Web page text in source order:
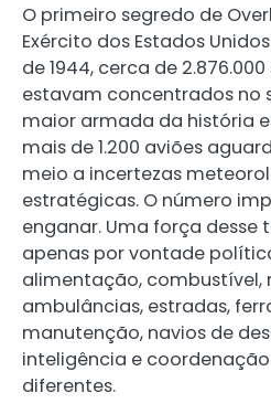
O primeiro segredo de
Exército dos Estados
de 1944, cerca de
estavam concentrados no
maior armada da história
mais de 1.200 aviões
meio a incertezas
estratégicas. O número
enganar. Uma força desse
apenas por vontade
alimentação, combustível,
ambulâncias, estradas,
manutenção, navios de
inteligência e
diferentes.